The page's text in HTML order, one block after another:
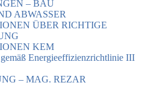
– BAU
ABWASSER
ÜBER RICHTIGE
KEM
Energieeffizienzrichtlinie III
– MAG. REZAR